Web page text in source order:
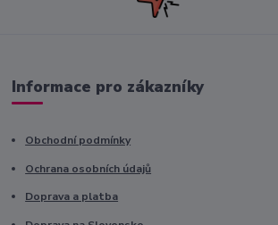
Informace pro zákazníky
Obchodní podmínky
Ochrana osobních údajů
Doprava a platba